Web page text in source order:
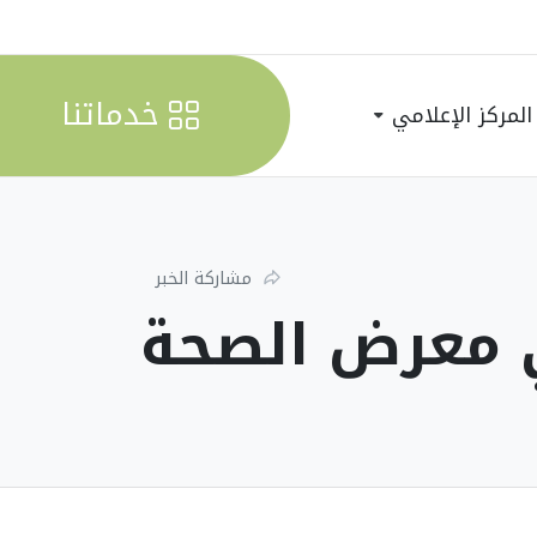
المركز الإعلامي خدماتنا
مشاركة الخبر
معرض الصحة